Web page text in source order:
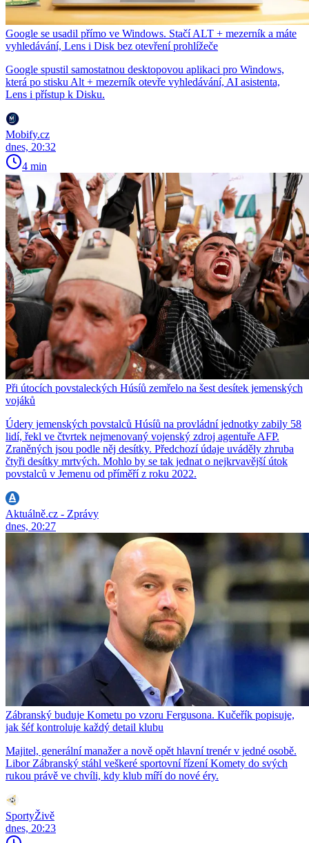
Google se usadil přímo ve Windows. Stačí ALT + mezerník a máte
vyhledávání, Lens i Disk bez otevření prohlížeče
Google spustil samostatnou desktopovou aplikaci pro Windows,
která po stisku Alt + mezerník otevře vyhledávání, AI asistenta,
Lens i přístup k Disku.
Mobify.cz
dnes, 20:32
4 min
Při útocích povstaleckých Húsíů zemřelo na šest desítek jemenských
vojáků
Údery jemenských povstalců Húsíů na provládní jednotky zabily 58
lidí, řekl ve čtvrtek nejmenovaný vojenský zdroj agentuře AFP.
Zraněných jsou podle něj desítky. Předchozí údaje uváděly zhruba
čtyři desítky mrtvých. Mohlo by se tak jednat o nejkrvavější útok
povstalců v Jemenu od příměří z roku 2022.
Aktuálně.cz - Zprávy
dnes, 20:27
Zábranský buduje Kometu po vzoru Fergusona. Kučeřík popisuje,
jak šéf kontroluje každý detail klubu
Majitel, generální manažer a nově opět hlavní trenér v jedné osobě.
Libor Zábranský stáhl veškeré sportovní řízení Komety do svých
rukou právě ve chvíli, kdy klub míří do nové éry.
SportyŽivě
dnes, 20:23